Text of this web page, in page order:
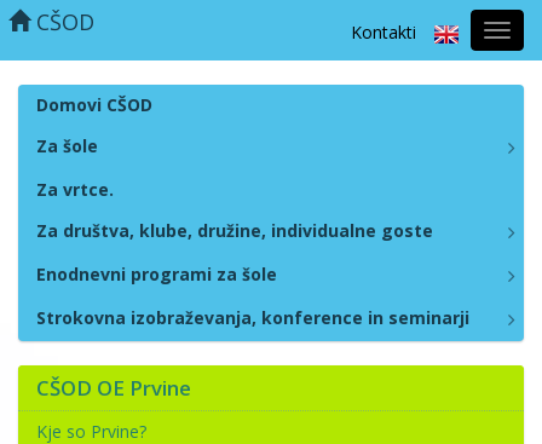
Kontakti
CŠOD
Domovi CŠOD
Za šole
Za vrtce.
Za društva, klube, družine, individualne goste
Enodnevni programi za šole
Strokovna izobraževanja, konference in seminarji
CŠOD OE Prvine
Kje so Prvine?